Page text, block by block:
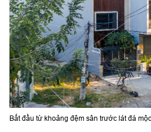
Bắt đầu từ khoảng đệm sân trước lát đá